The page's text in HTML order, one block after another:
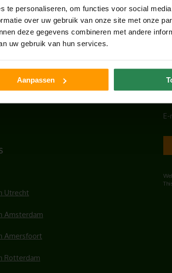
te personaliseren, om functies voor social
over uw gebruik van onze site met onze
deze gegevens combineren met andere
uw gebruik van hun services.
Aanpassen
VAN DE MAAND JUNI:
SCHEFFLERA
TEAM GROEIT VERDER
Utrecht
Amsterdam
Amersfoort
Rotterdam